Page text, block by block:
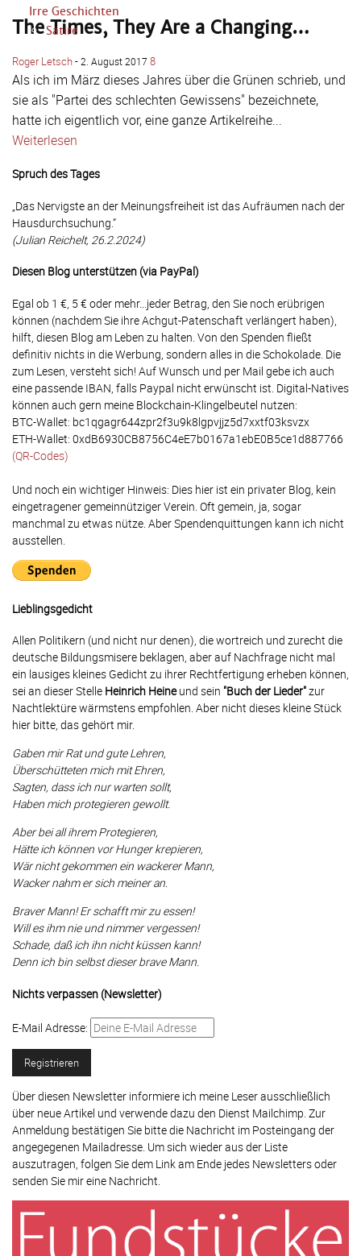
Irre Geschichten
Satire
The Times, They Are a Changing…
Roger Letsch-2. August 2017 8
Als ich im März dieses Jahres über die Grünen schrieb, und
sie als "Partei des schlechten Gewissens" bezeichnete,
hatte ich eigentlich vor, eine ganze Artikelreihe...
Weiterlesen
Spruch des Tages
„Das Nervigste an der Meinungsfreiheit ist das Aufräumen nach der
Hausdurchsuchung.“
(Julian Reichelt, 26.2.2024)
Diesen Blog unterstützen (via PayPal)
Egal ob 1 €, 5 € oder mehr...jeder Betrag, den Sie noch erübrigen
können (nachdem Sie ihre Achgut-Patenschaft verlängert haben),
hilft, diesen Blog am Leben zu halten. Von den Spenden fließt
definitiv nichts in die Werbung, sondern alles in die Schokolade. Die
zum Lesen, versteht sich! Auf Wunsch und per Mail gebe ich auch
eine passende IBAN, falls Paypal nicht erwünscht ist. Digital-Natives
können auch gern meine Blockchain-Klingelbeutel nutzen:
BTC-Wallet: bc1qgagr644zpr2f3u9k8lgpvjjz5d7xxtf03ksvzx
ETH-Wallet: 0xdB6930CB8756C4eE7b0167a1ebE0B5ce1d887766
(QR-Codes)
Und noch ein wichtiger Hinweis: Dies hier ist ein privater Blog, kein
eingetragener gemeinnütziger Verein. Oft gemein, ja, sogar
manchmal zu etwas nütze. Aber Spendenquittungen kann ich nicht
ausstellen.
Lieblingsgedicht
Allen Politikern (und nicht nur denen), die wortreich und zurecht die
deutsche Bildungsmisere beklagen, aber auf Nachfrage nicht mal
ein lausiges kleines Gedicht zu ihrer Rechtfertigung erheben können,
sei an dieser Stelle Heinrich Heineund sein "Buch der Lieder"zur
Nachtlektüre wärmstens empfohlen. Aber nicht dieses kleine Stück
hier bitte, das gehört mir.
Gaben mir Rat und gute Lehren,
Überschütteten mich mit Ehren,
Sagten, dass ich nur warten sollt,
Haben mich protegieren gewollt.
Aber bei all ihrem Protegieren,
Hätte ich können vor Hunger krepieren,
Wär nicht gekommen ein wackerer Mann,
Wacker nahm er sich meiner an.
Braver Mann! Er schafft mir zu essen!
Will es ihm nie und nimmer vergessen!
Schade, daß ich ihn nicht küssen kann!
Denn ich bin selbst dieser brave Mann.
Nichts verpassen (Newsletter)
E-Mail Adresse:
Über diesen Newsletter informiere ich meine Leser ausschließlich
über neue Artikel und verwende dazu den Dienst Mailchimp. Zur
Anmeldung bestätigen Sie bitte die Nachricht im Posteingang der
angegegenen Mailadresse. Um sich wieder aus der Liste
auszutragen, folgen Sie dem Link am Ende jedes Newsletters oder
senden Sie mir eine Nachricht.